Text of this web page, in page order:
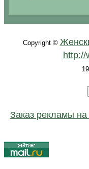
Copyright ©
http://
Заказ рекламы на